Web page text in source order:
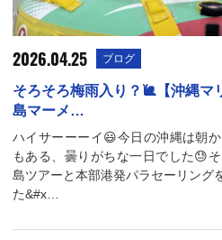
2026.04.25 ブログ
そろそろ梅雨入り？🐌【沖縄
島マーメ…
ハイサーーーイ😃今日の沖縄は朝
もある、曇りがちな一日でした😓
島ツアーと本部港発パラセーリング
た&#x…